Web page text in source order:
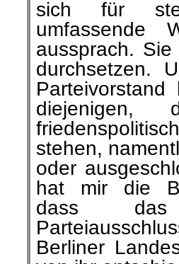
sich für
umfassende
aussprach.
durchsetzen.
stehen,
oder
hat mir die
dass
Berliner